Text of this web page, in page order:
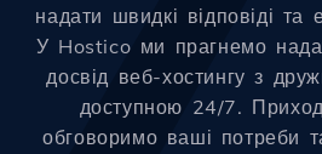
надати швидкі відповіді та
У Hostico ми прагнемо
досвід веб-хостингу з
доступною 24/7.
обговоримо ваші потреби